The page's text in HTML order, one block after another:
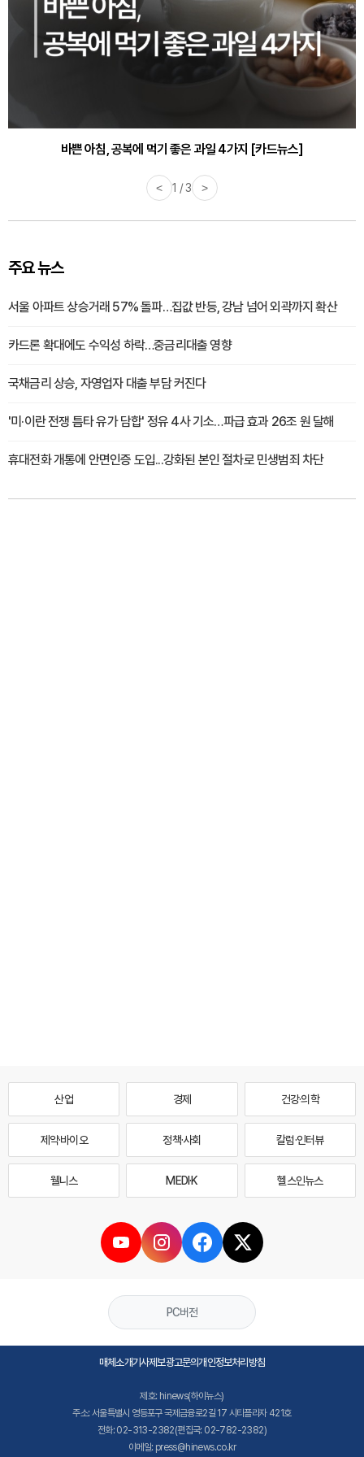
바쁜 아침, 공복에 먹기 좋은 과일 4가지 [카드뉴스]
< 1 / 3 >
주요 뉴스
서울 아파트 상승거래 57% 돌파…집값 반등, 강남 넘어 외곽까지 확산
카드론 확대에도 수익성 하락…중금리대출 영향
국채금리 상승, 자영업자 대출 부담 커진다
'미·이란 전쟁 틈타 유가 담합' 정유 4사 기소…파급 효과 26조 원 달해
휴대전화 개통에 안면인증 도입...강화된 본인 절차로 민생범죄 차단
산업 경제 건강·의학
제약·바이오 정책·사회 칼럼·인터뷰
웰니스 MEDI·K 헬스인뉴스
PC버전
매체소개기사제보광고문의개인정보처리방침
제호: hinews(하이뉴스)
주소: 서울특별시 영등포구 국제금융로2길 17 시티플라자 421호
전화: 02-313-2382(편집국: 02-782-2382)
이메일: press@hinews.co.kr